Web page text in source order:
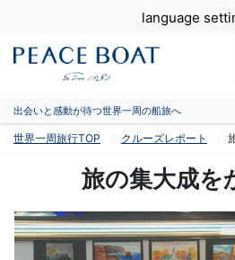
language
出会いと感動が待つ世界一周の船旅へ
世界一周旅行TOP クルーズレポート
旅の集大成を